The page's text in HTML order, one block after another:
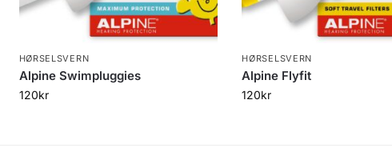
HØRSELSVERN
Alpine Swimpluggies
120kr
HØRSELSVERN
Alpine Flyfit
120kr